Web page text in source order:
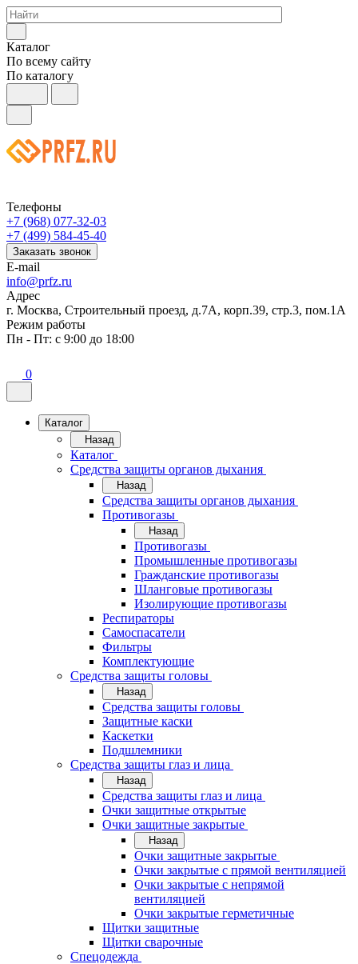
Каталог
По всему сайту
По каталогу
Телефоны
+7 (968) 077-32-03
+7 (499) 584-45-40
Заказать звонок
E-mail
info@prfz.ru
Адрес
г. Москва, Строительный проезд, д.7А, корп.39, стр.3, пом.1А
Режим работы
Пн - Пт: с 9:00 до 18:00
0
Каталог
Назад
Каталог
Средства защиты органов дыхания
Назад
Средства защиты органов дыхания
Противогазы
Назад
Противогазы
Промышленные противогазы
Гражданские противогазы
Шланговые противогазы
Изолирующие противогазы
Респираторы
Самоспасатели
Фильтры
Комплектующие
Средства защиты головы
Назад
Средства защиты головы
Защитные каски
Каскетки
Подшлемники
Средства защиты глаз и лица
Назад
Средства защиты глаз и лица
Очки защитные открытые
Очки защитные закрытые
Назад
Очки защитные закрытые
Очки закрытые с прямой вентиляцией
Очки закрытые с непрямой
вентиляцией
Очки закрытые герметичные
Щитки защитные
Щитки сварочные
Спецодежда